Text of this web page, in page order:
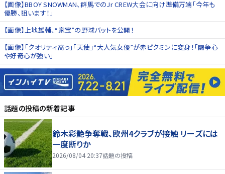
【画像】BBOY SNOWMAN、群馬でのJr CREW大会に向け準備万端「今年も
優勝、狙います！」
【画像】上地雄輔、“家宝”の野球バットを公開！
【画像】「クオリティ高っ」「天使」“大人気女優”が赤ピクミンに変身！「闘争心
や好奇心が強い」
話題の投稿の新着記事
鈴木彩艶争奪戦、欧州4クラブが接触 リーズには
一度断りか
2026/08/04 20:37話題の投稿